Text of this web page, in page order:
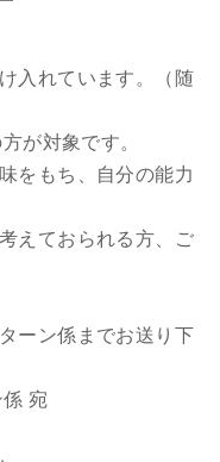
入れています。（随
が対象です。
をもち、自分の能力
えておられる方、ご
ーン係までお送り下
係 宛